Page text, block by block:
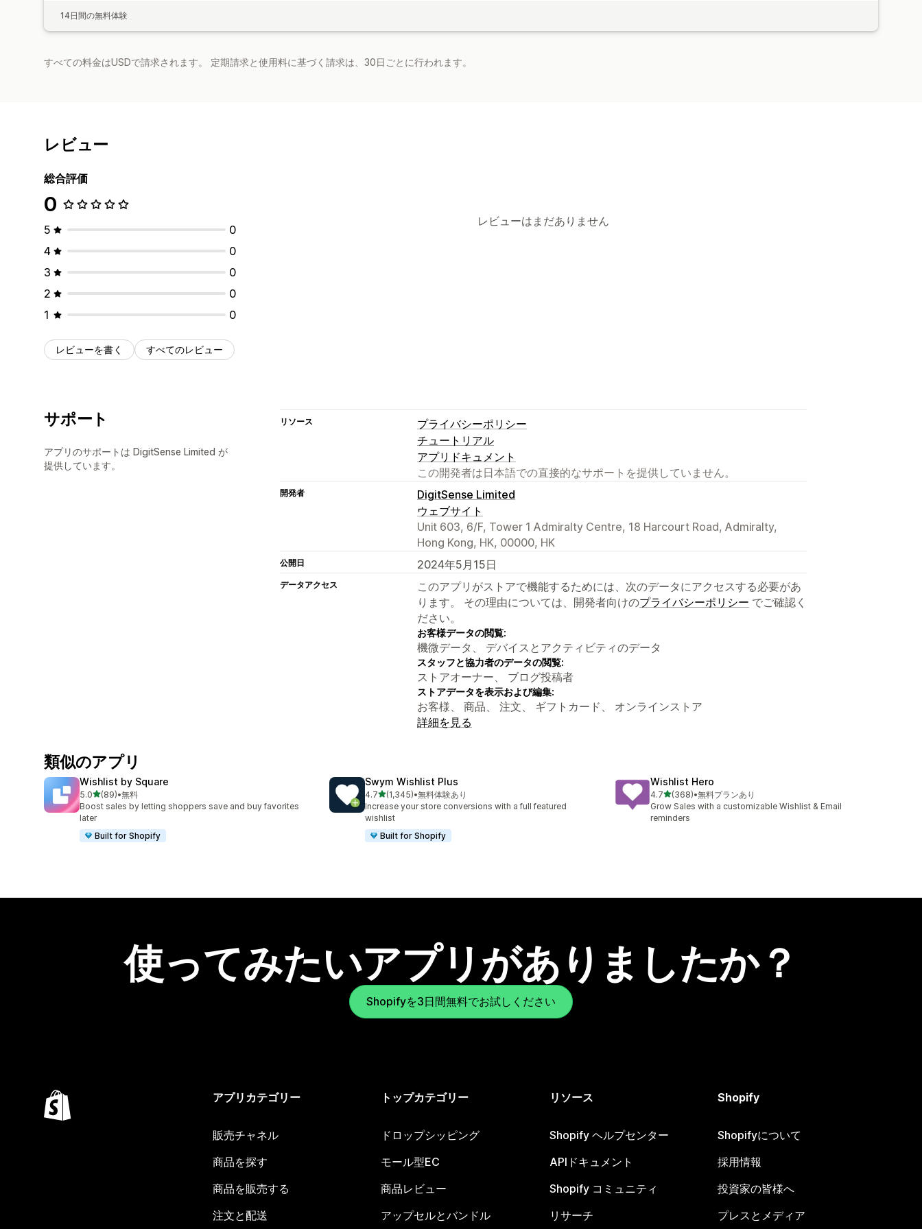
14日間の無料体験
すべての料金はUSDで請求されます。 定期請求と使用料に基づく請求は、30日ごとに行われます。
レビュー
総合評価
0
5
0
4
0
3
0
2
0
1
0
レビューを書く すべてのレビュー
レビューはまだありません
サポート
アプリのサポートは DigitSense Limited が
提供しています。
リソース
プライバシーポリシー
チュートリアル
アプリドキュメント
この開発者は日本語での直接的なサポートを提供していません。
開発者
DigitSense Limited
ウェブサイト
Unit 603, 6/F, Tower 1 Admiralty Centre, 18 Harcourt Road, Admiralty,
Hong Kong, HK, 00000, HK
公開日 2024年5月15日
データアクセス
このアプリがストアで機能するためには、次のデータにアクセスする必要があ
ります。 その理由については、開発者向けのプライバシーポリシー でご確認く
ださい。
お客様データの閲覧:
機微データ、 デバイスとアクティビティのデータ
スタッフと協力者のデータの閲覧:
ストアオーナー、 ブログ投稿者
ストアデータを表示および編集:
お客様、 商品、 注文、 ギフトカード、 オンラインストア
詳細を見る
類似のアプリ
Wishlist by Square
5.05つ星中
(89)
合計レビュー数：89件
•無料
Boost sales by letting shoppers save and buy favorites
later
Built for Shopify
Swym Wishlist Plus
4.75つ星中
(1,345)
合計レビュー数：1345件
•無料体験あり
Increase your store conversions with a full featured
wishlist
Built for Shopify
Wishlist Hero
4.75つ星中
(368)
合計レビュー数：368件
•無料プランあり
Grow Sales with a customizable Wishlist & Email
reminders
使ってみたいアプリがありましたか？
Shopifyを3日間無料でお試しください
アプリカテゴリー
販売チャネル
商品を探す
商品を販売する
注文と配送
トップカテゴリー
ドロップシッピング
モール型EC
商品レビュー
アップセルとバンドル
リソース
Shopify ヘルプセンター
APIドキュメント
Shopify コミュニティ
リサーチ
Shopify
Shopifyについて
採用情報
投資家の皆様へ
プレスとメディア